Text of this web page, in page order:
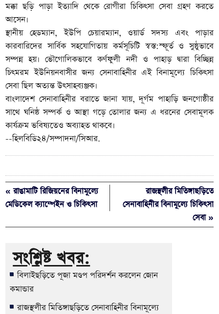
মক্কা ছড়ি পাড়া ইত্যাদি থেকে রোগীরা চিকিৎসা সেবা গ্রহণ করতে
আসেন।
স্থানীয় হেডম্যান, ইউপি চেয়ারম্যান, ওয়ার্ড সদস্য এবং পাড়ার
কারবারিদের সার্বিক সহযোগিতায় কর্মসূচিটি স্বস্ত:স্ফূর্ত ও সুষ্ঠুভাবে
সম্পন্ন হয়। ভৌগোলিকভাবে কর্ণফুলী নদী ও পাহাড় দ্বারা বিচ্ছিন্ন
চিৎমরম ইউনিয়নবাসীর জন্য সেনাবাহিনীর এই বিনামূল্যে চিকিৎসা
সেবা ছিল অত্যন্ত উৎসাহব্যঞ্জক।
বাংলাদেশ সেনাবাহিনীর বরাতে জানা যায়, দূর্গম পাহাড়ি জনগোষ্ঠীর
সাথে ঘনিষ্ঠ সম্পর্ক ও আস্থা গড়ে তোলার জন্য এ ধরনের সেবামূলক
কার্যক্রম ভবিষ্যতেও অব্যাহত থাকবে।
--হিলবিডি২৪/সম্পাদনা/সিআর.
« রাঙামাটি রিজিয়নের বিনামূল্যে
মেডিকেল ক্যাম্পেইন ও চিকিৎসা
রাজস্থলীর মিতিঙ্গাছড়িতে
সেনাবাহিনীর বিনামূল্যে চিকিৎসা
সেবা »
সংশ্লিষ্ট খবর:
বিলাইছড়িতে পূজা মণ্ডপ পরিদর্শন করলেন জোন
কমান্ডার
রাজস্থলীর মিতিঙ্গাছড়িতে সেনাবাহিনীর বিনামূল্যে